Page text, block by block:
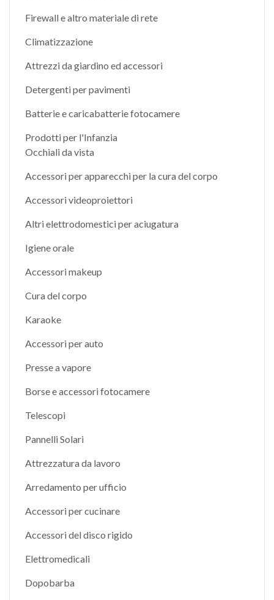
Firewall e altro materiale di rete
Climatizzazione
Attrezzi da giardino ed accessori
Detergenti per pavimenti
Batterie e caricabatterie fotocamere
Prodotti per l'Infanzia
Occhiali da vista
Accessori per apparecchi per la cura del corpo
Accessori videoproiettori
Altri elettrodomestici per aciugatura
Igiene orale
Accessori makeup
Cura del corpo
Karaoke
Accessori per auto
Presse a vapore
Borse e accessori fotocamere
Telescopi
Pannelli Solari
Attrezzatura da lavoro
Arredamento per ufficio
Accessori per cucinare
Accessori del disco rigido
Elettromedicali
Dopobarba